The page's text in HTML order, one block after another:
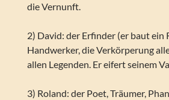
die Vernunft.
2) David: der Erfinder (er baut ein
Handwerker, die Verkörperung
allen Legenden. Er eifert seinem
3) Roland: der Poet, Träumer,